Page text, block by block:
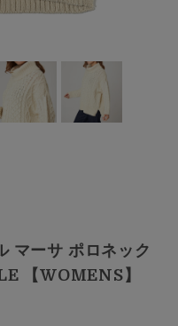
マーサ ポロネック
【WOMENS】